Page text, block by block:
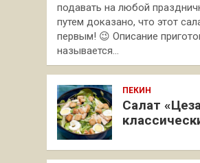
подавать на любой
путем доказано, что этот
первым! 😉 Описание
называется…
ПЕКИН
Салат